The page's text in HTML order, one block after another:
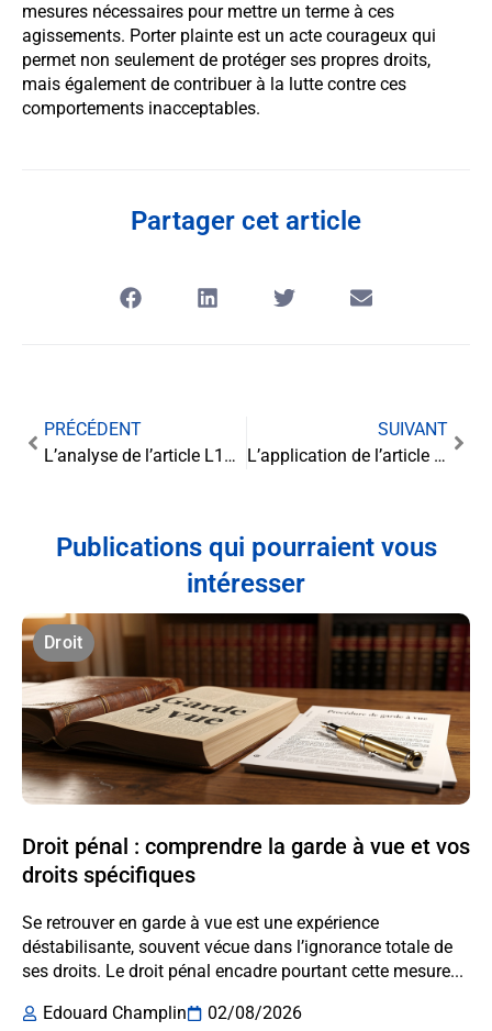
mesures nécessaires pour mettre un terme à ces
agissements. Porter plainte est un acte courageux qui
permet non seulement de protéger ses propres droits,
mais également de contribuer à la lutte contre ces
comportements inacceptables.
Partager cet article
PRÉCÉDENT
L’analyse de l’article L1111-95 : décryptage de la procédure d’Habeas Corpus
SUIVANT
L’application de l’article L1111-96: le droit à la présomption d’innocence, un enjeu crucial pour notre société
Publications qui pourraient vous
intéresser
Droit
Droit pénal : comprendre la garde à vue et vos
droits spécifiques
Se retrouver en garde à vue est une expérience
déstabilisante, souvent vécue dans l’ignorance totale de
ses droits. Le droit pénal encadre pourtant cette mesure...
Edouard Champlin
02/08/2026